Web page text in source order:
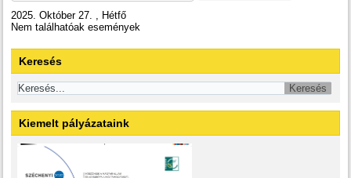
2025. Október 27. , Hétfő
Nem találhatóak események
Keresés
Kiemelt pályázataink